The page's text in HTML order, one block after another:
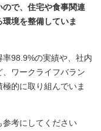
で、住宅や食事関連
境を整備していま
98.9%の実績や、社内
ワークライフバラン
的に取り組んでいま
参考にしてください